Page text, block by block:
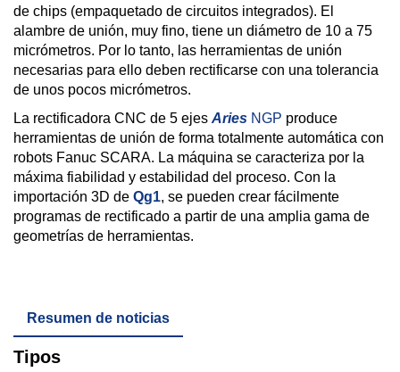
de chips (empaquetado de circuitos integrados). El
alambre de unión, muy fino, tiene un diámetro de 10 a 75
micrómetros. Por lo tanto, las herramientas de unión
necesarias para ello deben rectificarse con una tolerancia
de unos pocos micrómetros.
La rectificadora CNC de 5 ejes Aries NGP produce
herramientas de unión de forma totalmente automática con
robots Fanuc SCARA. La máquina se caracteriza por la
máxima fiabilidad y estabilidad del proceso. Con la
importación 3D de Qg1, se pueden crear fácilmente
programas de rectificado a partir de una amplia gama de
geometrías de herramientas.
Resumen de noticias
Tipos